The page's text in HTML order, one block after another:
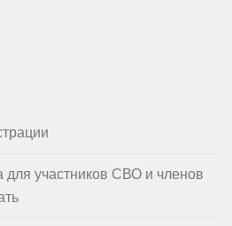
для участников СВО и членов